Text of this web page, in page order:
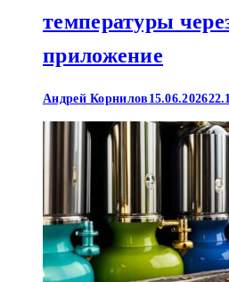
температуры
приложение
Андрей Корнилов 15.06.2026